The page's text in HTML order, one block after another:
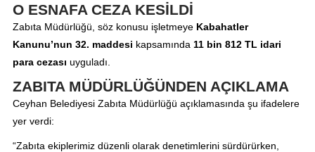
O ESNAFA CEZA KESİLDİ
Zabıta Müdürlüğü, söz konusu işletmeye Kabahatler
Kanunu’nun 32. maddesi kapsamında 11 bin 812 TL idari
para cezası uyguladı.
ZABITA MÜDÜRLÜĞÜNDEN AÇIKLAMA
Ceyhan Belediyesi Zabıta Müdürlüğü açıklamasında şu ifadelere
yer verdi:
“Zabıta ekiplerimiz düzenli olarak denetimlerini sürdürürken,